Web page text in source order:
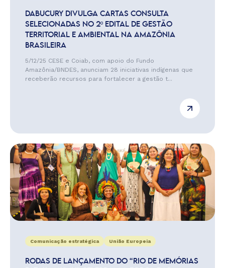
DABUCURY DIVULGA CARTAS CONSULTA
SELECIONADAS NO 2º EDITAL DE GESTÃO
TERRITORIAL E AMBIENTAL NA AMAZÔNIA
BRASILEIRA
5/12/25 CESE e Coiab, com apoio do Fundo
Amazônia/BNDES, anunciam 28 iniciativas indígenas que
receberão recursos para fortalecer a gestão t...
Comunicação estratégica União Europeia
RODAS DE LANÇAMENTO DO “RIO DE MEMÓRIAS